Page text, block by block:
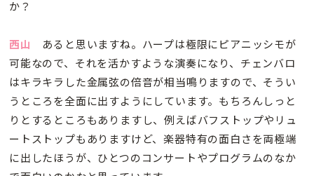
か？
西山
あると思いますね。ハープは極限にピアニッシモが
可能なので、それを活かすような演奏になり、チェンバロ
はキラキラした金属弦の倍音が相当鳴りますので、そうい
うところを全面に出すようにしています。もちろんしっと
りとするところもありますし、例えばバフストップやリュ
ートストップもありますけど、楽器特有の面白さを両極端
に出したほうが、ひとつのコンサートやプログラムのなか